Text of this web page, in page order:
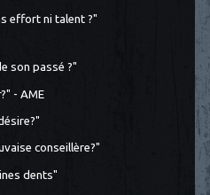
effort ni talent ?"
son passé ?"
- AME
conseillère?"
dents"